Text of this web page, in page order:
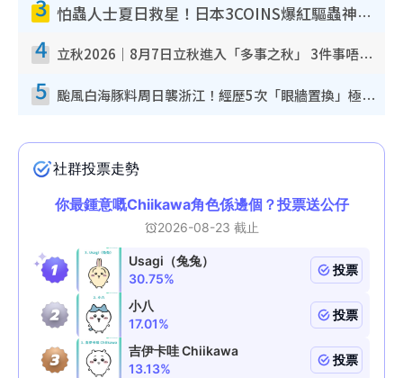
3 怕蟲人士夏日救星！日本3COINS爆紅驅蟲神器$45起 1招「全程免觸碰」輕鬆搞定小強
4 立秋2026｜8月7日立秋進入「多事之秋」 3件事唔做得！專家教6招開運 清枱頭／銀包納氣接好運
5 颱風白海豚料周日襲浙江！經歷5次「眼牆置換」極罕見 成登陸內地最長途颱風